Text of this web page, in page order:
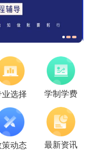
业选择 学制学费
策动态 最新资讯
考课程安排及教材目录已